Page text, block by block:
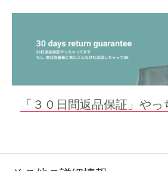
「３０日間返品保証」やっ